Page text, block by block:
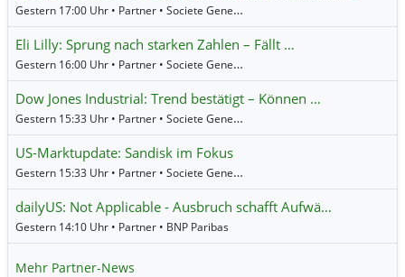
Gestern 17:00 Uhr • Partner • Societe Generale
Eli Lilly: Sprung nach starken Zahlen – Fällt …
Gestern 16:00 Uhr • Partner • Societe Generale
Dow Jones Industrial: Trend bestätigt – Können …
Gestern 15:33 Uhr • Partner • Societe Generale
US-Marktupdate: Sandisk im Fokus
Gestern 15:33 Uhr • Partner • Societe Generale
dailyUS: Not Applicable - Ausbruch schafft Aufwä…
Gestern 14:10 Uhr • Partner • BNP Paribas
Mehr Partner-News